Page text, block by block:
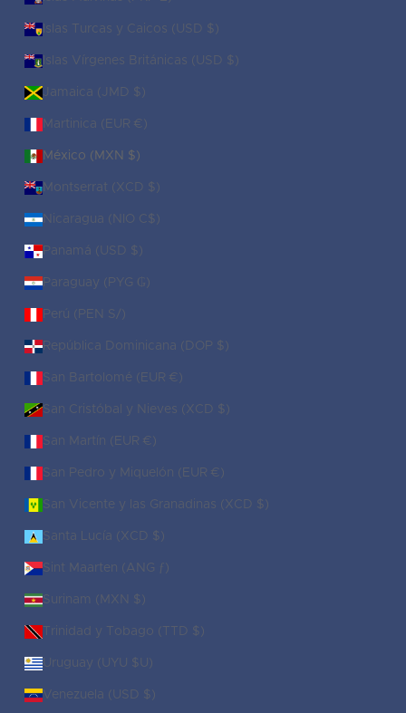
Islas Turcas y Caicos (USD $)
Islas Vírgenes Británicas (USD $)
Jamaica (JMD $)
Martinica (EUR €)
México (MXN $)
Montserrat (XCD $)
Nicaragua (NIO C$)
Panamá (USD $)
Paraguay (PYG ₲)
Perú (PEN S/)
República Dominicana (DOP $)
San Bartolomé (EUR €)
San Cristóbal y Nieves (XCD $)
San Martín (EUR €)
San Pedro y Miquelón (EUR €)
San Vicente y las Granadinas (XCD $)
Santa Lucía (XCD $)
Sint Maarten (ANG ƒ)
Surinam (MXN $)
Trinidad y Tobago (TTD $)
Uruguay (UYU $U)
Venezuela (USD $)